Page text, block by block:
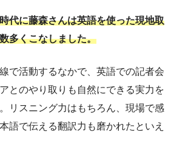
代に藤森さんは英語を使った現地取
多くこなしました。
で活動するなかで、英語での記者会
とのやり取りも自然にできる実力を
リスニング力はもちろん、現場で感
語で伝える翻訳力も磨かれたといえ